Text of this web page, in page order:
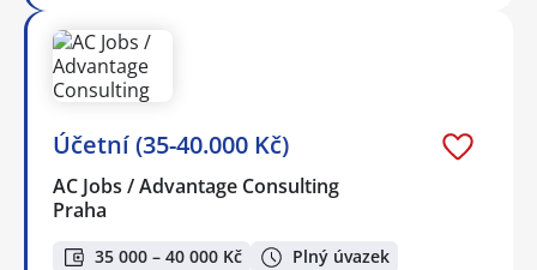
Účetní (35-40.000 Kč)
AC Jobs / Advantage Consulting
Praha
35 000 – 40 000 Kč Plný úvazek